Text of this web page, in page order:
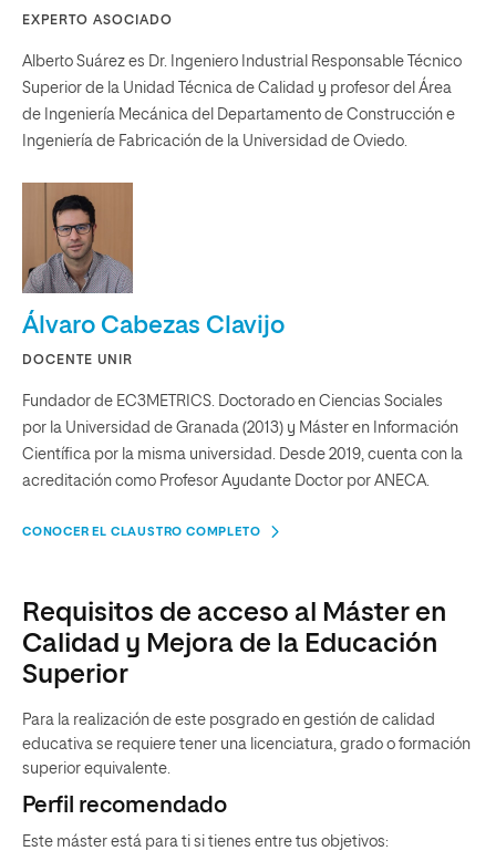
EXPERTO ASOCIADO
Alberto Suárez es Dr. Ingeniero Industrial Responsable Técnico
Superior de la Unidad Técnica de Calidad y profesor del Área
de Ingeniería Mecánica del Departamento de Construcción e
Ingeniería de Fabricación de la Universidad de Oviedo.
Álvaro Cabezas Clavijo
DOCENTE UNIR
Fundador de EC3METRICS. Doctorado en Ciencias Sociales
por la Universidad de Granada (2013) y Máster en Información
Científica por la misma universidad. Desde 2019, cuenta con la
acreditación como Profesor Ayudante Doctor por ANECA.
CONOCER EL CLAUSTRO COMPLETO
Requisitos de acceso al Máster en
Calidad y Mejora de la Educación
Superior
Para la realización de este posgrado en gestión de calidad
educativa se requiere tener una licenciatura, grado o formación
superior equivalente.
Perfil recomendado
Este máster está para ti si tienes entre tus objetivos: